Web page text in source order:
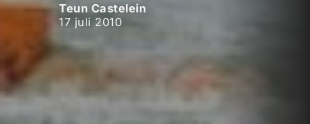
Teun Castelein
17 juli 2010